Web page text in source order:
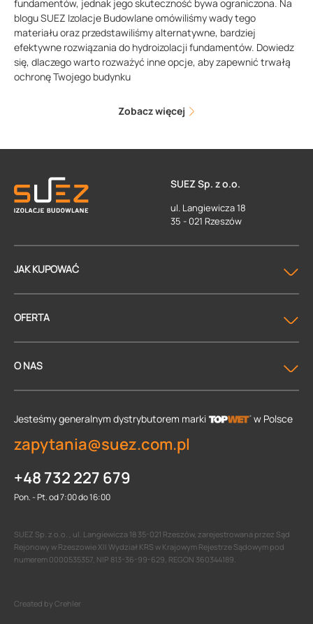
fundamentów, jednak jego skuteczność bywa ograniczona. Na
blogu SUEZ Izolacje Budowlane omówiliśmy wady tego
materiału oraz przedstawiliśmy alternatywne, bardziej
efektywne rozwiązania do hydroizolacji fundamentów. Dowiedz
się, dlaczego warto rozważyć inne opcje, aby zapewnić trwałą
ochronę Twojego budynku
Zobacz więcej
SUEZ Sp. z o.o.
ul. Langiewicza 18
35 - 021 Rzeszów
JAK KUPOWAĆ
OFERTA
O NAS
Jesteśmy generalnym dystrybutorem marki w Polsce
zapytania@suez.com.pl
+48 732 227 679
Pon. - Pt. od 7:00 do 16:00
SUEZ Sp. z o.o. , ul. Langiewicza 18 35-021 Rzeszów, zarejestrowana przez Sąd
Rejonowy w Rzeszowie XII Wydział KRS w Krajowym Rejestrze Sądowym pod
numerem 0000535357, NIP 813-36-99-629, REGON 360344189.
Created by Crehler